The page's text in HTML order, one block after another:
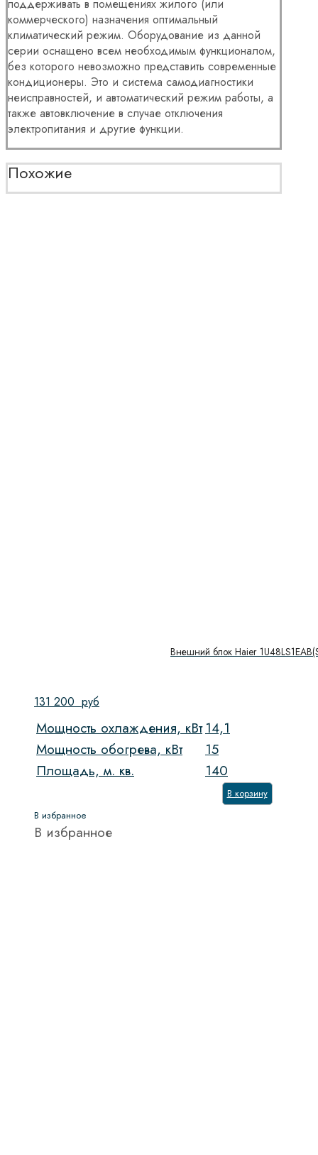
поддерживать в помещениях жилого (или
коммерческого) назначения оптимальный
климатический режим. Оборудование из данной
серии оснащено всем необходимым функционалом,
без которого невозможно представить современные
кондиционеры. Это и система самодиагностики
неисправностей, и автоматический режим работы, а
также автовключение в случае отключения
электропитания и другие функции.
Похожие
Внешний блок Haier
131 200 руб
Мощность охлаждения, кВт14,1
Мощность обогрева, кВт
15
Площадь, м. кв.
140
В корзину
В избранное
В избранное